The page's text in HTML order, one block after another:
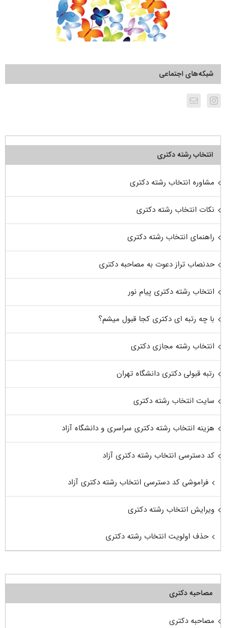
شبکه‌های اجتماعی
انتخاب رشته دکتری
مشاوره انتخاب رشته دکتری
نکات انتخاب رشته دکتری
راهنمای انتخاب رشته دکتری
حدنصاب تراز دعوت به مصاحبه دکتری
انتخاب رشته دکتری پیام نور
با چه رتبه ای دکتری کجا قبول میشم؟
انتخاب رشته مجازی دکتری
رتبه قبولی دکتری دانشگاه تهران
سایت انتخاب رشته دکتری
هزینه انتخاب رشته دکتری سراسری و دانشگاه آزاد
کد دسترسی انتخاب رشته دکتری آزاد
فراموشی کد دسترسی انتخاب رشته دکتری آزاد
ویرایش انتخاب رشته دکتری
حذف اولویت انتخاب رشته دکتری
مصاحبه دکتری
مصاحبه دکتری